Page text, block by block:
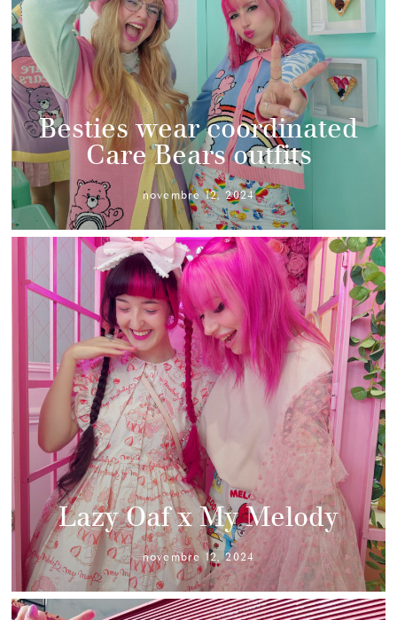
Besties wear coordinated
Care Bears outfits
novembre 12, 2024
Lazy Oaf x My Melody
novembre 12, 2024